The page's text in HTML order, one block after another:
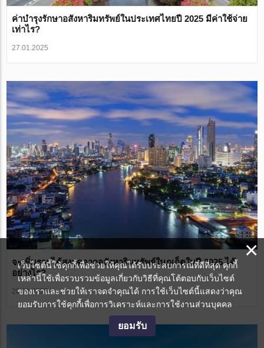
ค่าบำรุงรักษาอสังหาริมทรัพย์ในประเทศไทยปี 2025 มีค่าใช้จ่าย
เท่าไร?
27.01.2025
จะเพิ่มรายได้สูงสุดจากอสังหาริมทรัพย์ในภูเก็ตในปี 2025 ได้
อย่างไร?
20.01.2025
×
เว็บไซต์นี้ใช้คุกกี้เพื่อช่วยให้คุณได้รับประสบการณ์ที่ดีที่สุด คุกกี้
เหล่านี้ใช้เพื่อรวบรวมข้อมูลเกี่ยวกับวิธีที่คุณโต้ตอบกับเว็บไซต์
ของเราและช่วยให้เราจดจำคุณได้ การใช้เว็บไซต์นี้แสดงว่าคุณ
ยอมรับการใช้คุกกี้เพื่อการวิเคราะห์และการใช้งานส่วนบุคคล
ยอมรับ